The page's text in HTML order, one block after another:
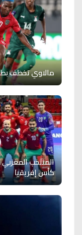
مالاوي تخطف
المنتخب
كأس إفريقيا